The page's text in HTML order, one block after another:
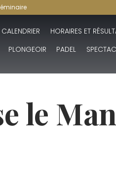
CALENDRIER HORAIRES ET
PLONGEOIR PADEL
le